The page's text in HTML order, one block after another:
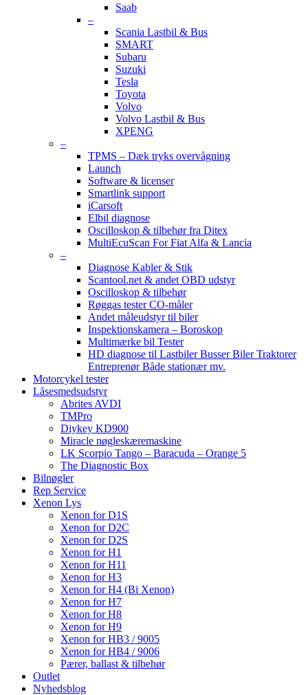
Saab
–
Scania Lastbil & Bus
SMART
Subaru
Suzuki
Tesla
Toyota
Volvo
Volvo Lastbil & Bus
XPENG
–
TPMS – Dæk tryks overvågning
Launch
Software & licenser
Smartlink support
iCarsoft
Elbil diagnose
Oscilloskop & tilbehør fra Ditex
MultiEcuScan For Fiat Alfa & Lancia
–
Diagnose Kabler & Stik
Scantool.net & andet OBD udstyr
Oscilloskop & tilbehør
Røggas tester CO-måler
Andet måleudstyr til biler
Inspektionskamera – Boroskop
Multimærke bil Tester
HD diagnose til Lastbiler Busser Biler Traktorer
Entreprenør Både stationær mv.
Motorcykel tester
Låsesmedsudstyr
Abrites AVDI
TMPro
Diykey KD900
Miracle nøgleskæremaskine
LK Scorpio Tango – Baracuda – Orange 5
The Diagnostic Box
Bilnøgler
Rep Service
Xenon Lys
Xenon for D1S
Xenon for D2C
Xenon for D2S
Xenon for H1
Xenon for H11
Xenon for H3
Xenon for H4 (Bi Xenon)
Xenon for H7
Xenon for H8
Xenon for H9
Xenon for HB3 / 9005
Xenon for HB4 / 9006
Pærer, ballast & tilbehør
Outlet
Nyhedsblog